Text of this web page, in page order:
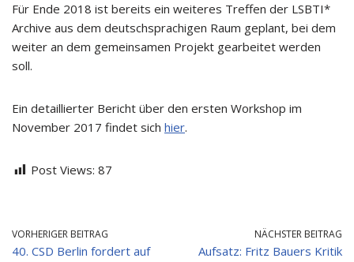
Für Ende 2018 ist bereits ein weiteres Treffen der LSBTI*
Archive aus dem deutschsprachigen Raum geplant, bei dem
weiter an dem gemeinsamen Projekt gearbeitet werden
soll.
Ein detaillierter Bericht über den ersten Workshop im
November 2017 findet sich hier.
Post Views: 87
VORHERIGER BEITRAG
40. CSD Berlin fordert auf
NÄCHSTER BEITRAG
Aufsatz: Fritz Bauers Kritik